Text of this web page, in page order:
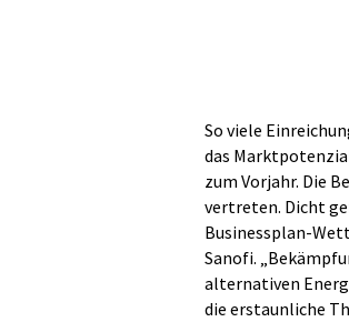
So viele
das
zum Vorjahr. Die
vertreten. Dicht
Businessplan-
Sanofi.
alternativen
die erstaunliche